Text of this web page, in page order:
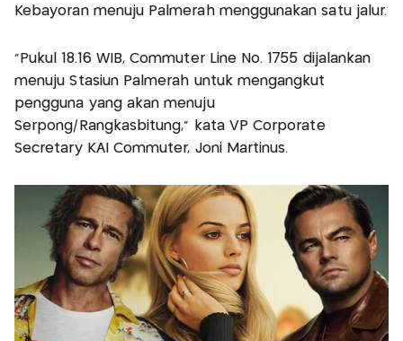
Kebayoran menuju Palmerah menggunakan satu jalur.
“Pukul 18.16 WIB, Commuter Line No. 1755 dijalankan
menuju Stasiun Palmerah untuk mengangkut
pengguna yang akan menuju
Serpong/Rangkasbitung,” kata VP Corporate
Secretary KAI Commuter, Joni Martinus.